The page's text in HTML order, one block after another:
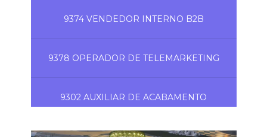
9374 VENDEDOR INTERNO B2B
9378 OPERADOR DE TELEMARKETING
9302 AUXILIAR DE ACABAMENTO